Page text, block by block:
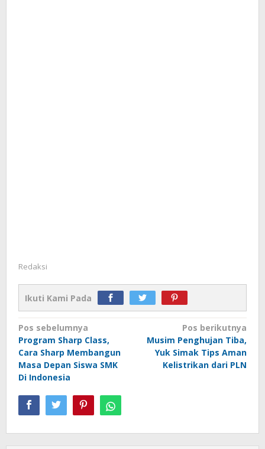
Redaksi
Ikuti Kami Pada
Navigasi
pos
Pos sebelumnya
Program Sharp Class,
Cara Sharp Membangun
Masa Depan Siswa SMK
Di Indonesia
Pos berikutnya
Musim Penghujan Tiba,
Yuk Simak Tips Aman
Kelistrikan dari PLN